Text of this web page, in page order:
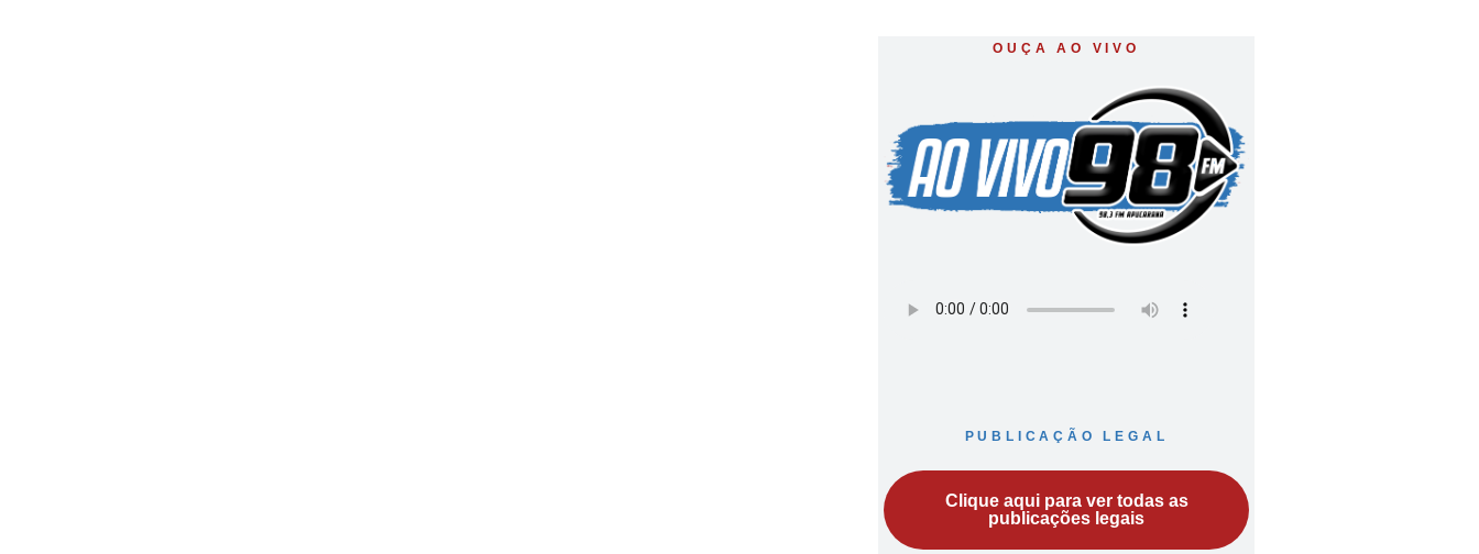
OUÇA AO VIVO
PUBLICAÇÃO LEGAL
Clique aqui para ver todas as
publicações legais